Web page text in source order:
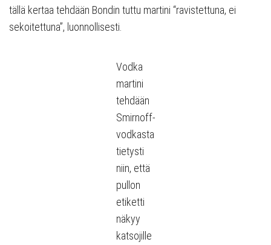
tällä kertaa tehdään Bondin tuttu martini “ravistettuna, ei
sekoitettuna”, luonnollisesti.
Vodka
martini
tehdään
Smirnoff-
vodkasta
tietysti
niin, että
pullon
etiketti
näkyy
katsojille